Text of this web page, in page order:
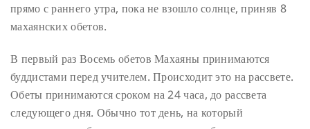
прямо с раннего утра, пока не взошло солнце, приняв 8
махаянских обетов.
В первый раз Восемь обетов Махаяны принимаются
буддистами перед учителем. Происходит это на рассвете.
Обеты принимаются сроком на 24 часа, до рассвета
следующего дня. Обычно тот день, на который